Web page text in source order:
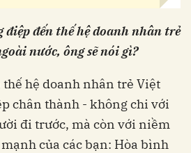
điệp đến thế hệ doanh nhân trẻ
nước, ông sẽ nói gì?
hệ doanh nhân trẻ Việt
chân thành - không chi với
đi trước, mà còn với niềm
của các bạn: Hòa bình